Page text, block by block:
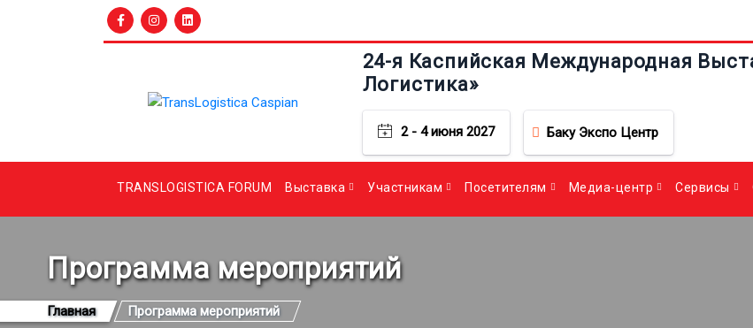
24-я Каспийская Международная
Логистика»
2 - 4 июня 2027 Баку Экспо Центр
TRANSLOGISTICA FORUM Выставка Участникам Посетителям Медиа-центр Сервисы
Программа мероприятий
Главная Программа мероприятий